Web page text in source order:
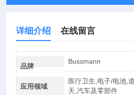
详细介绍 在线留言
品牌
Bussmann
应用领域
医疗卫生,电子/电池,
天,汽车及零部件